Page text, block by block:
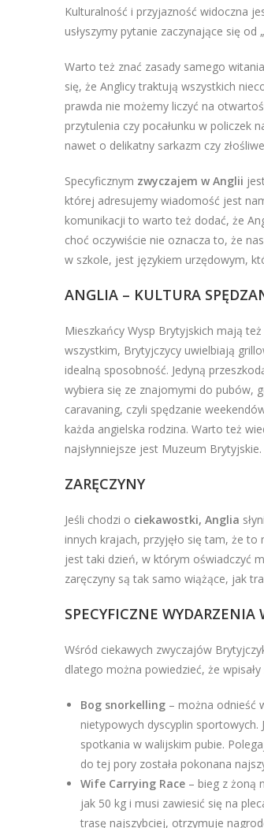
Kulturalność i przyjazność widoczna
usłyszymy pytanie zaczynające się od
Warto też znać zasady samego
się, że Anglicy traktują wszystkich
prawda nie możemy liczyć na
przytulenia czy pocałunku w policzek
nawet o delikatny sarkazm czy
Specyficznym zwyczajem w Anglii
której adresujemy wiadomość jest
komunikacji to warto też dodać, że
choć oczywiście nie oznacza to, że
w szkole, jest językiem urzędowym,
ANGLIA – KULTURA
Mieszkańcy Wysp Brytyjskich mają
wszystkim, Brytyjczycy uwielbiają
idealną sposobność. Jedyną
wybiera się ze znajomymi do pubów,
caravaning, czyli spędzanie
każda angielska rodzina. Warto też
najsłynniejsze jest Muzeum
ZARĘCZYNY
Jeśli chodzi o ciekawostki, Anglia
innych krajach, przyjęło się tam, że
jest taki dzień, w którym oświadczyć
zaręczyny są tak samo wiążące, jak
SPECYFICZNE
Wśród ciekawych zwyczajów
dlatego można powiedzieć, że
Bog snorkelling – można odnieść
nietypowych dyscyplin
spotkania w walijskim pubie.
do tej pory została pokonana
Wife Carrying Race – bieg z żoną
jak 50 kg i musi zawiesić się na
trasę najszybciej, otrzymuje